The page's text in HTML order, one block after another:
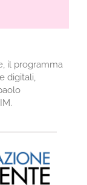
il programma
digitali,